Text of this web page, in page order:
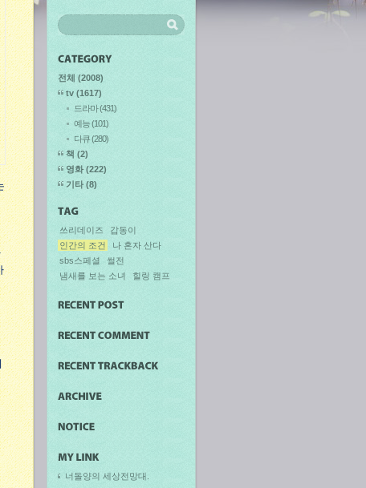
전체 (2008)
tv (1617)
드라마(431)
예능(101)
다큐(280)
책 (2)
영화(222)
기타 (8)
쓰리데이즈
갑동이
인간의 조건
나 혼자 산다
sbs스페셜
썰전
냄새를 보는 소녀
힐링 캠프
너돌양의 세상전망대.